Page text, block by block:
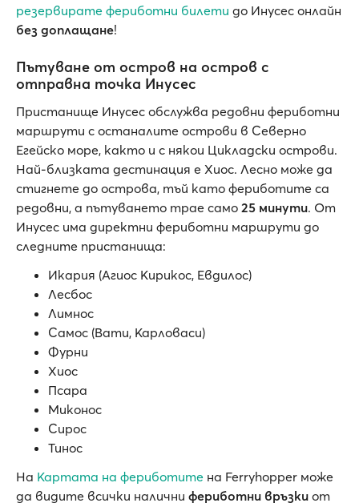
резервирате фериботни билети до Инусес онлайн
без доплащане!
Пътуване от остров на остров с
отправна точка Инусес
Пристанище Инусес обслужва редовни фериботни
маршрути с останалите острови в Северно
Егейско море, както и с някои Цикладски острови.
Най-близката дестинация е Хиос. Лесно може да
стигнете до острова, тъй като фериботите са
редовни, а пътуването трае само 25 минути. От
Инусес има директни фериботни маршрути до
следните пристанища:
Икария (Агиос Кирикос, Евдилос)
Лесбос
Лимнос
Самос (Вати, Карловаси)
Фурни
Хиос
Псара
Миконос
Сирос
Тинос
На Картата на фериботите на Ferryhopper може
да видите всички налични фериботни връзки от